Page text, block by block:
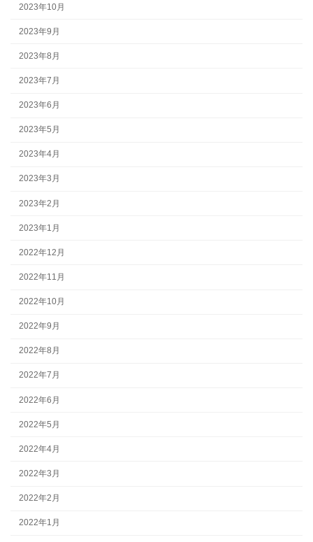
2023年10月
2023年9月
2023年8月
2023年7月
2023年6月
2023年5月
2023年4月
2023年3月
2023年2月
2023年1月
2022年12月
2022年11月
2022年10月
2022年9月
2022年8月
2022年7月
2022年6月
2022年5月
2022年4月
2022年3月
2022年2月
2022年1月